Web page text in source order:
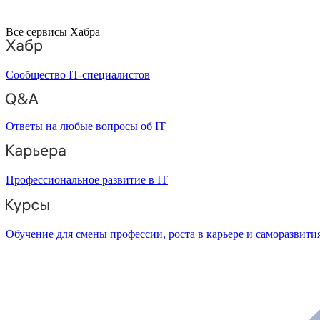
Все сервисы Хабра
Сообщество IT-специалистов
Ответы на любые вопросы об IT
Профессиональное развитие в IT
Обучение для смены профессии, роста в карьере и